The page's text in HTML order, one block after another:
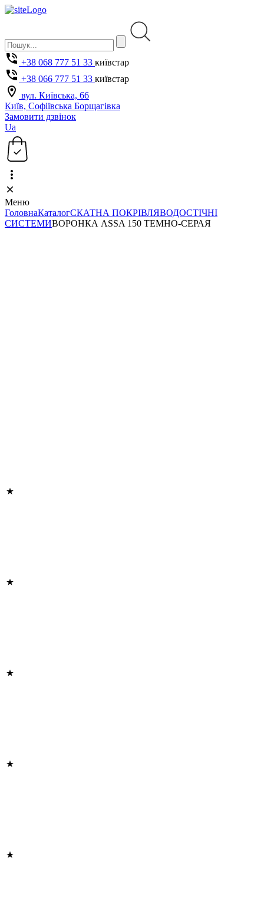
+38 068 777 51 33 київстар
+38 066 777 51 33 київстар
вул. Київська, 66
Київ, Софіївська Борщагівка
Замовити дзвінок
Ua
Меню
ГоловнаКаталогСКАТНА ПОКРІВЛЯВОДОСТІЧНІ
СИСТЕМИВОРОНКА ASSA 150 ТЕМНО-СЕРАЯ